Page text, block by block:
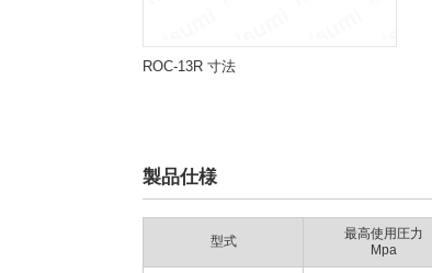
ROC-13R 寸法
製品仕様
型式
最高使用圧力
Mpa